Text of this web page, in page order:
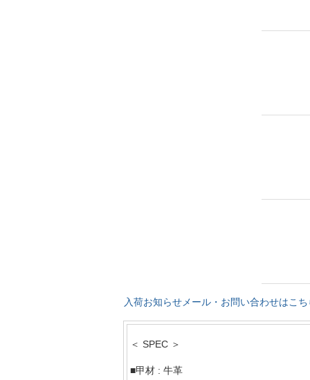
入荷お知らせメール・お問い合わせはこ
＜ SPEC ＞
■甲材 : 牛革